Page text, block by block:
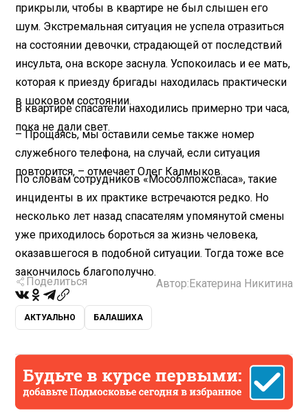
прикрыли, чтобы в квартире не был слышен его
шум. Экстремальная ситуация не успела отразиться
на состоянии девочки, страдающей от последствий
инсульта, она вскоре заснула. Успокоилась и ее мать,
которая к приезду бригады находилась практически
в шоковом состоянии.
В квартире спасатели находились примерно три часа,
пока не дали свет.
– Прощаясь, мы оставили семье также номер
служебного телефона, на случай, если ситуация
повторится, – отмечает Олег Калмыков.
По словам сотрудников «Мособлпожспаса», такие
инциденты в их практике встречаются редко. Но
несколько лет назад спасателям упомянутой смены
уже приходилось бороться за жизнь человека,
оказавшегося в подобной ситуации. Тогда тоже все
закончилось благополучно.
Поделиться Автор:Екатерина Никитина
АКТУАЛЬНО БАЛАШИХА